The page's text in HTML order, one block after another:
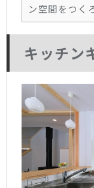
ン空間をつく
キッチン